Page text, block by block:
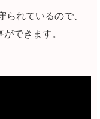
れているので、
できます。